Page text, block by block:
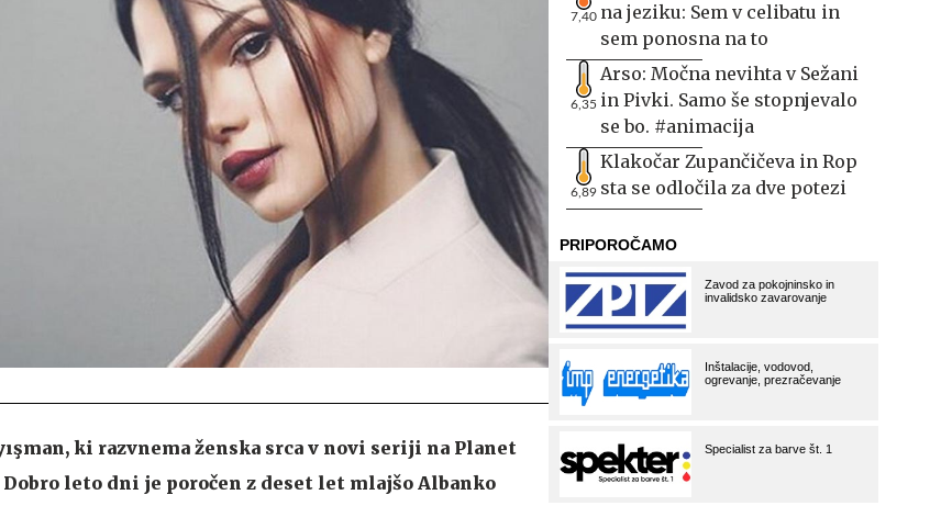
ki razvnema ženska srca v novi seriji na Planet
leto dni je poročen z deset let mlajšo Albanko
7,40 na jeziku: Sem v celibatu in
sem ponosna na to
6,35
Arso: Močna nevihta v Sežani
in Pivki. Samo še stopnjevalo
se bo. #animacija
6,89
Klakočar Zupančičeva in Rop
sta se odločila za dve potezi